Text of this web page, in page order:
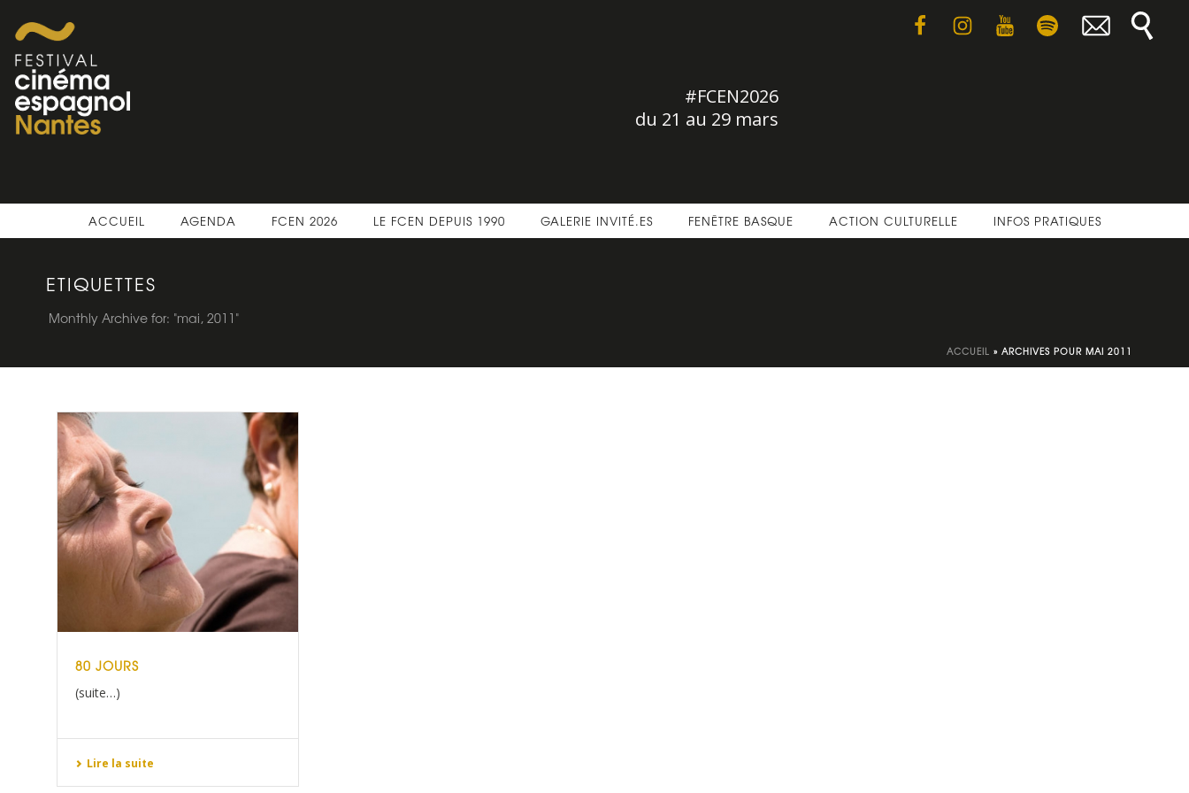
#FCEN2026
du 21 au 29 mars
ACCUEIL AGENDA FCEN 2026 LE FCEN DEPUIS 1990 GALERIE INVITÉ.ES FENÊTRE BASQUE ACTION CULTURELLE INFOS PRATIQUES
ETIQUETTES
Monthly Archive for: "mai, 2011"
ACCUEIL » ARCHIVES POUR MAI 2011
80 JOURS
(suite…)
Lire la suite